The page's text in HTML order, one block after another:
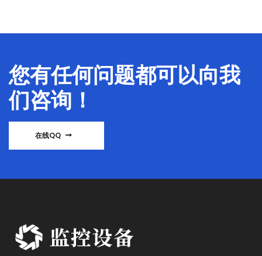
您有任何问题都可以向我
们咨询！
在线QQ